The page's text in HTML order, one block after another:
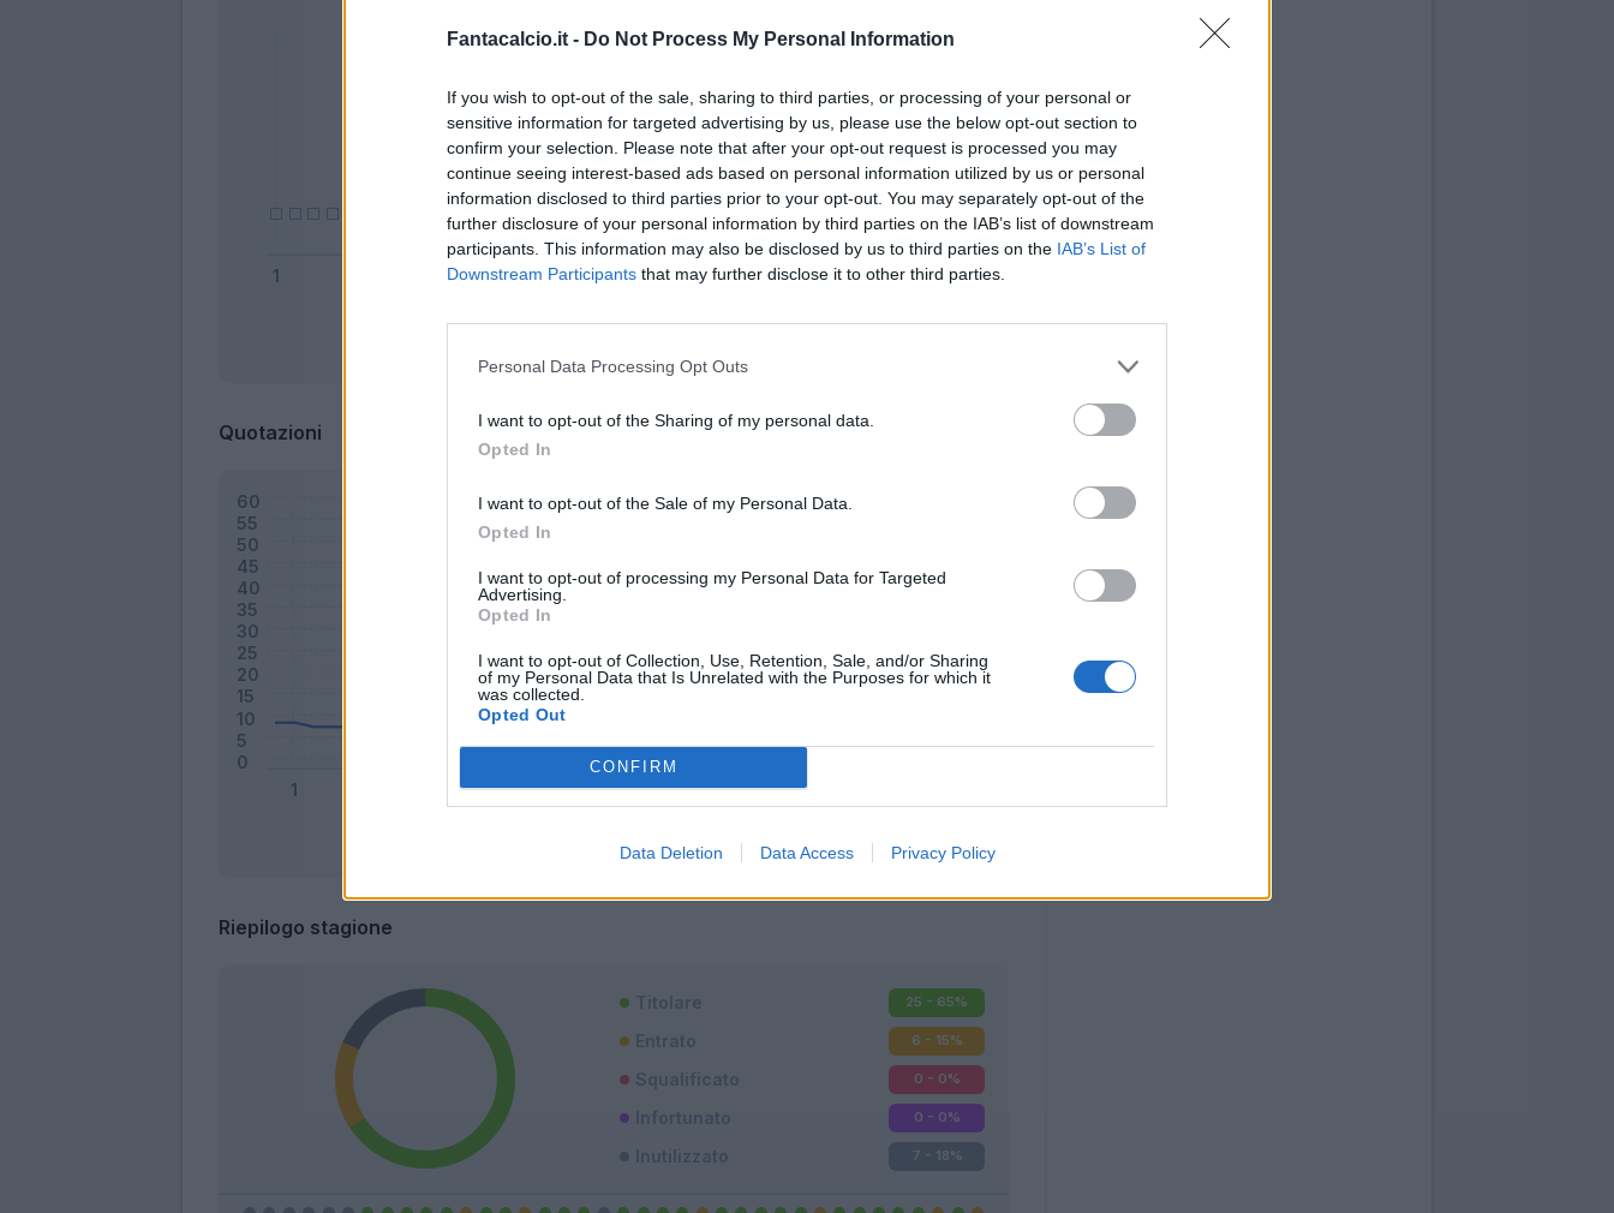
Fantacalcio.it - Do Not Process My Personal Information
If you wish to opt-out of the sale, sharing to third parties, or processing of your personal or
sensitive information for targeted advertising by us, please use the below opt-out section to
confirm your selection. Please note that after your opt-out request is processed you may
continue seeing interest-based ads based on personal information utilized by us or personal
information disclosed to third parties prior to your opt-out. You may separately opt-out of the
further disclosure of your personal information by third parties on the IAB’s list of downstream
participants. This information may also be disclosed by us to third parties on the IAB’s List of
Downstream Participants that may further disclose it to other third parties.
Personal Data Processing Opt Outs
I want to opt-out of the Sharing of my personal data.
Opted In
I want to opt-out of the Sale of my Personal Data.
Opted In
I want to opt-out of processing my Personal Data for Targeted
Advertising.
Opted In
I want to opt-out of Collection, Use, Retention, Sale, and/or Sharing
of my Personal Data that Is Unrelated with the Purposes for which it
was collected.
Opted Out
CONFIRM
Data Deletion Data Access Privacy Policy
Quotazioni
Mantra
Riepilogo stagione
Titolare 25 - 65%
Entrato 6 - 15%
Squalificato 0 - 0%
Infortunato 0 - 0%
7 - 18%